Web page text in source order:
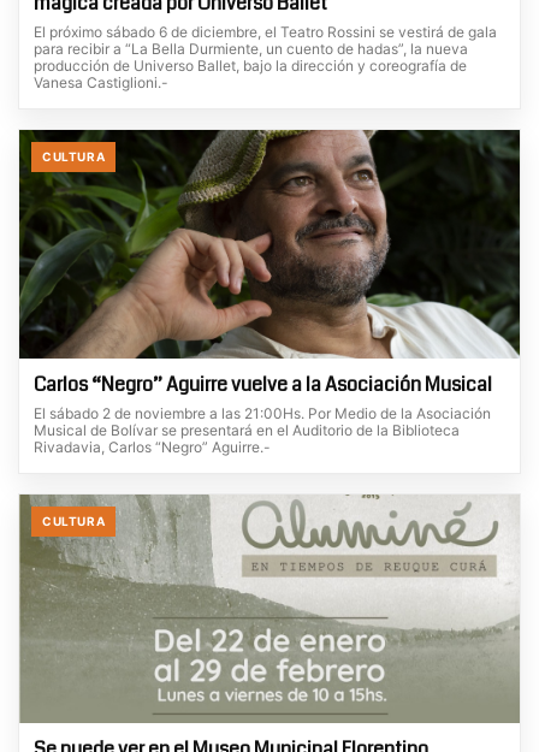
El próximo sábado 6 de diciembre, el Teatro Rossini se vestirá de gala
para recibir a “La Bella Durmiente, un cuento de hadas”, la nueva
producción de Universo Ballet, bajo la dirección y coreografía de
Vanesa Castiglioni.-
CULTURA
Carlos “Negro” Aguirre vuelve a la Asociación Musical
El sábado 2 de noviembre a las 21:00Hs. Por Medio de la Asociación
Musical de Bolívar se presentará en el Auditorio de la Biblioteca
Rivadavia, Carlos “Negro” Aguirre.-
CULTURA